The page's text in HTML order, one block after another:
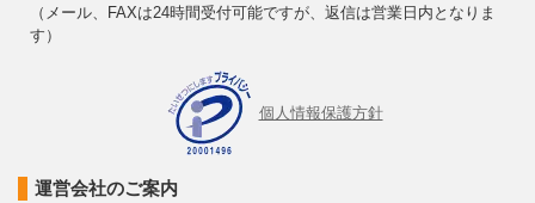
（メール、FAXは24時間受付可能ですが、返信は営業日内となりま
す）
個人情報保護方針
運営会社のご案内